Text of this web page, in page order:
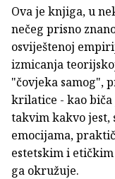
Ova je knjiga, u
nečeg prisno
osviještenoj
izmicanja
"čovjeka samog",
krilatice - kao biča
takvim kakvo jest,
emocijama,
estetskim i
ga okružuje.